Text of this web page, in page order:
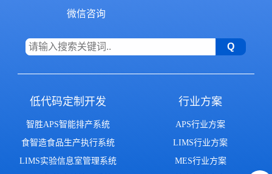
微信咨询
低代码定制开发
智胜APS智能排产系统
食智造食品生产执行系统
LIMS实验信息室管理系统
行业方案
APS行业方案
LIMS行业方案
MES行业方案